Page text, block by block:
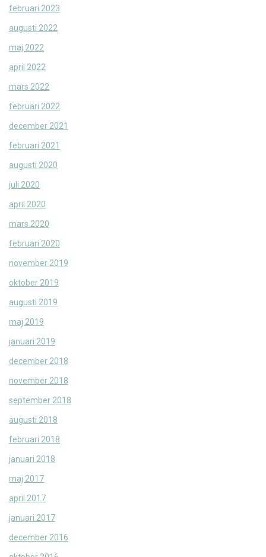
februari 2023
augusti 2022
maj 2022
april 2022
mars 2022
februari 2022
december 2021
februari 2021
augusti 2020
juli 2020
april 2020
mars 2020
februari 2020
november 2019
oktober 2019
augusti 2019
maj 2019
januari 2019
december 2018
november 2018
september 2018
augusti 2018
februari 2018
januari 2018
maj 2017
april 2017
januari 2017
december 2016